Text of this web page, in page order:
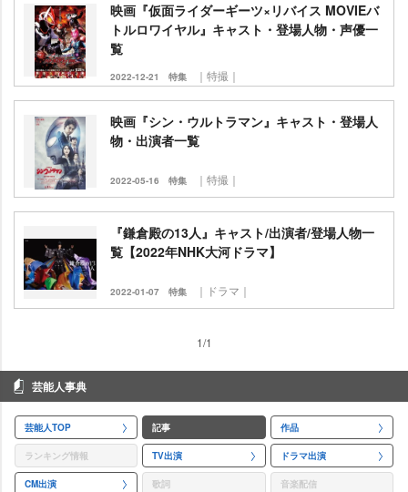
映画『仮面ライダーギーツ×リバイス MOVIEバ
トルロワイヤル』キャスト・登場人物・声優一
覧
2022-12-21 特集 ｜特撮｜
映画『シン・ウルトラマン』キャスト・登場人
物・出演者一覧
2022-05-16 特集 ｜特撮｜
『鎌倉殿の13人』キャスト/出演者/登場人物一
覧【2022年NHK大河ドラマ】
2022-01-07 特集 ｜ドラマ｜
1/1
芸能人事典
芸能人TOP 記事 作品
ランキング情報 TV出演 ドラマ出演
CM出演 歌詞 音楽配信